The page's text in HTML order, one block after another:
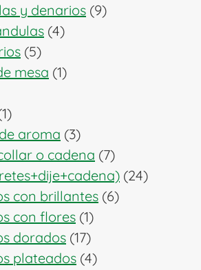
producto
y denarios 99
44
55
productos
mesa 11
11
producto
aroma 33
productos
o cadena 77
productos
2424
con brillantes 66
con flores 11
producto
dorados 1717
productos
plateados 44